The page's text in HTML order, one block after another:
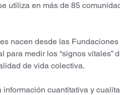
utiliza en más de 85
nacen desde las
medir los “signos vitales”
de vida colectiva.
cuantitativa y